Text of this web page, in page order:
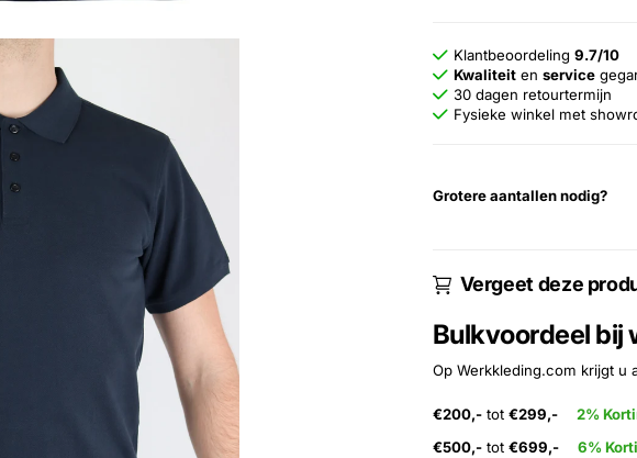
Klantbeoordeling9.7/10
Kwaliteit enservice
30 dagen retourtermijn
Fysieke winkel met
Grotere aantallen nodig?
Vergeet deze
Bulkvoordeel bij
Op Werkkleding.com krijgt u
€200,-tot €299,-
2%
€500,-tot €699,-
6%